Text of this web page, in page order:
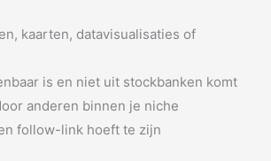
kaarten, datavisualisaties of
is en niet uit stockbanken komt
anderen binnen je niche
follow-link hoeft te zijn